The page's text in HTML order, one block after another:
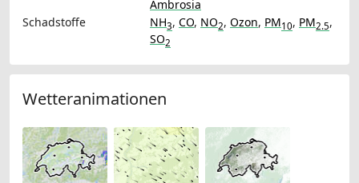
Ambrosia
Schadstoffe
NH3, CO, NO2, Ozon, PM10, PM2.5,
SO2
Wetteranimationen